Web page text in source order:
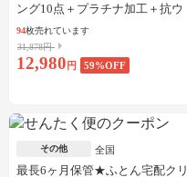
ング10点＋プラチナ加工＋抗ウ
イルス加工
94枚売れています
31,878円
12,980 円 59%OFF
その他 全国
最長6ヶ月保管★ふとん宅配クリ